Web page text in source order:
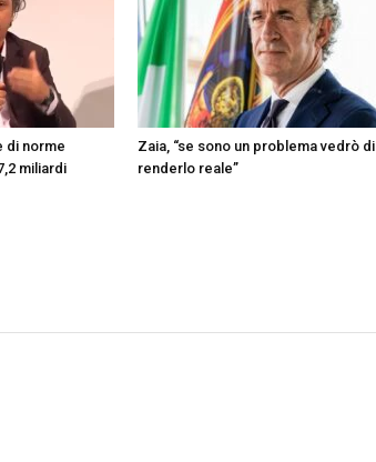
di norme
miliardi
Zaia, “se sono un problema vedrò di
renderlo reale”